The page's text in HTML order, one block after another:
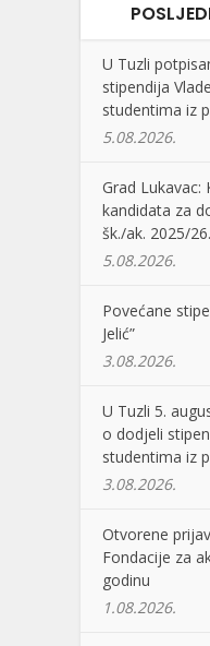
U Tuzli
stipendija
studentima iz
5.08.2026.
Grad Lukavac:
kandidata za
šk./ak. 2025/
5.08.2026.
Povećane
Jelić”
3.08.2026.
U Tuzli 5.
o dodjeli
studentima iz
3.08.2026.
Otvorene
Fondacije za
godinu
1.08.2026.